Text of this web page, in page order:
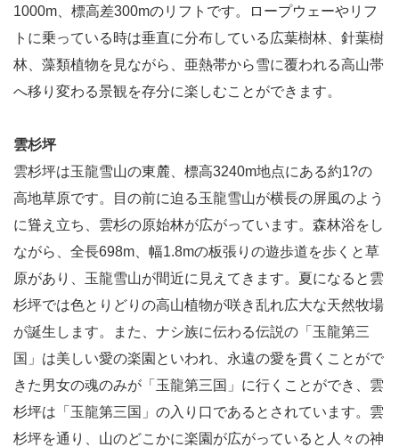
1000m、標高差300mのリフトです。ロープウェーやリフ
トに乗っている時は垂直に分布している広葉樹林、針葉樹
林、藻類植物を見ながら、亜熱帯から雪に覆われる高山帯
へ移り変わる景観を存分に楽しむことができます。
雲杉坪
雲杉坪は玉龍雪山の東麓、標高3240m地点にある約1?の
高地草原です。目の前に迫る玉龍雪山が横長の屏風のよう
に聳え立ち、雲杉の原始林が広がっています。森林浴をし
ながら、全長698m、幅1.8mの板張りの遊歩道を歩くと草
原があり、玉龍雪山が間近に見えてきます。夏になると雲
杉坪では色とりどりの高山植物が咲き乱れ広大な天然牧場
が誕生します。また、ナシ族に伝わる伝説の「玉龍第三
国」は美しい愛の楽園といわれ、永遠の愛を貫くことがで
きた男女の魂のみが「玉龍第三国」に行くことができ、雲
杉坪は「玉龍第三国」の入り口であるとされています。雲
杉坪を通り、山のどこかに楽園が広がっていると人々の神